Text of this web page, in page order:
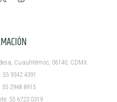
Cuauhtémoc, 06140, CDMX.
9342 4391
2948 8915
55 6723 0319